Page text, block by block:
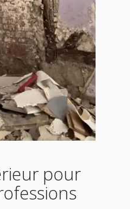
pour